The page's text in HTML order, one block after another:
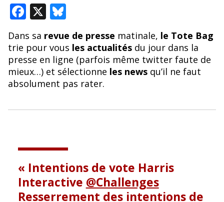
F
e
b
o
o
k
X Bl
u
e
sk
y
Dans sa revue de presse matinale, le Tote Bag
trie pour vous les actualitésdu jour dans la
presse en ligne (parfois même twitter faute de
mieux…) et sélectionne les newsqu’il ne faut
absolument pas rater.
Intentions de vote Harris
Interactive @Challenges
Resserrement des intentions de